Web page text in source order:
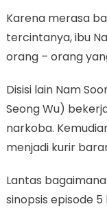
Karena merasa
tercintanya, ibu
orang – orang
Disisi lain Nam
Seong Wu)
narkoba.
menjadi kurir
Lantas
sinopsis episode 5